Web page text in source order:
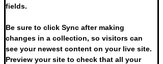
fields.
Be sure to click Sync after making
changes in a collection, so visitors can
see your newest content on your live site.
Preview your site to check that all your